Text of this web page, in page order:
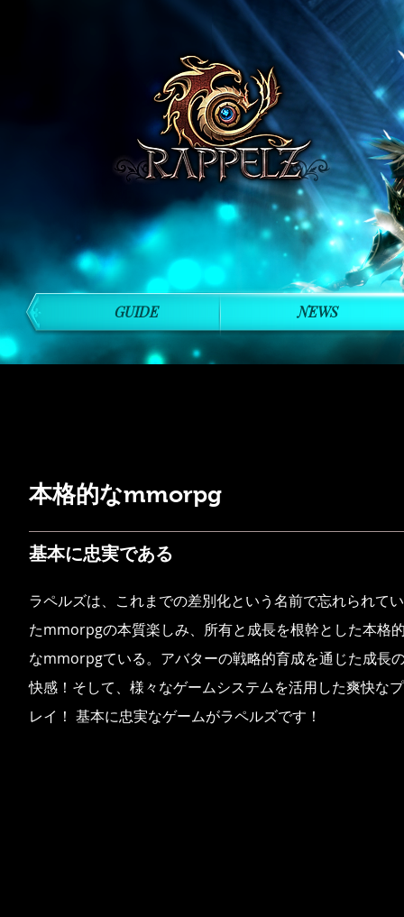
本格的なmmorpg
基本に忠実である
ラペルズは、これまでの差別化という名前で忘れられてい
たmmorpgの本質楽しみ、所有と成長を根幹とした本格
なmmorpgている。アバターの戦略的育成を通じた成長
快感！そして、様々なゲームシステムを活用した爽快なプ
レイ！ 基本に忠実なゲームがラペルズです！
GUIDE NEWS